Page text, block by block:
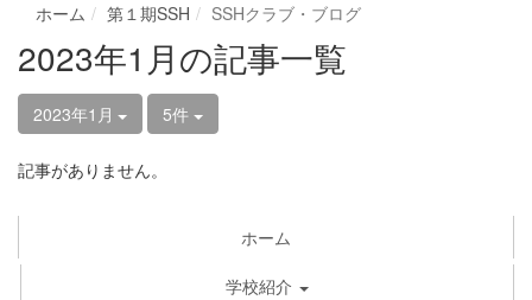
ホーム 第１期SSH SSHクラブ・ブログ
2023年1月の記事一覧
2023年1月 5件
記事がありません。
ホーム
学校紹介